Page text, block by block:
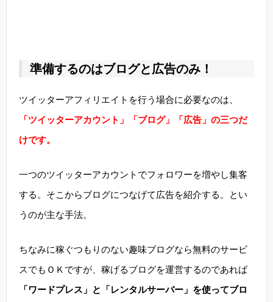
準備するのはブログと広告のみ！
ツイッターアフィリエイトを行う場合に必要なのは、
「ツイッターアカウント」「ブログ」「広告」の三つだ
けです。
一つのツイッターアカウントでフォロワーを増やし集客
する。そこからブログにつなげて広告を紹介する。とい
うのが主な手法。
ちなみに稼ぐつもりのない趣味ブログなら無料のサービ
スでもＯＫですが、稼げるブログを運営するのであれば
「ワードプレス」と「レンタルサーバー」を使ってブロ